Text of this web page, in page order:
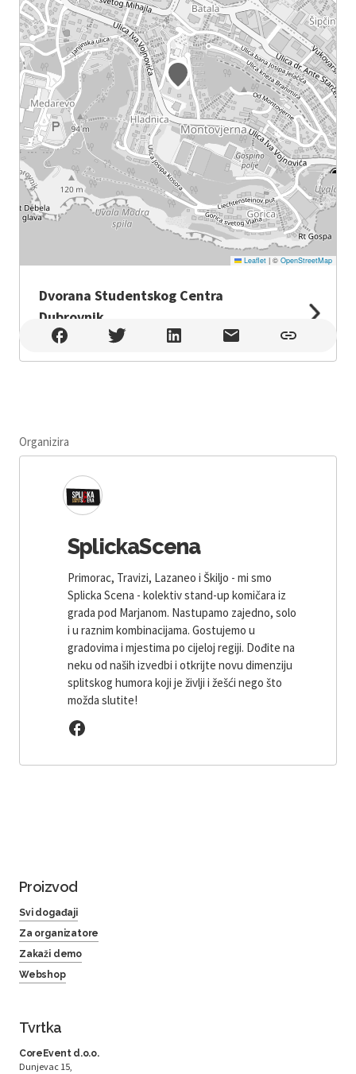
Leaflet |© OpenStreetMap
Dvorana Studentskog Centra
Dubrovnik
Dvorana Studentskog Centra Dubrovnik , Dubrovnik
Organizira
SplickaScena
Primorac, Travizi, Lazaneo i Škiljo - mi smo
Splicka Scena - kolektiv stand-up komičara iz
grada pod Marjanom. Nastupamo zajedno, solo
i u raznim kombinacijama. Gostujemo u
gradovima i mjestima po cijeloj regiji. Dođite na
neku od naših izvedbi i otkrijte novu dimenziju
splitskog humora koji je življi i žešći nego što
možda slutite!
Proizvod
Svi događaji
Za organizatore
Zakaži demo
Webshop
Tvrtka
CoreEvent d.o.o.
Dunjevac 15,